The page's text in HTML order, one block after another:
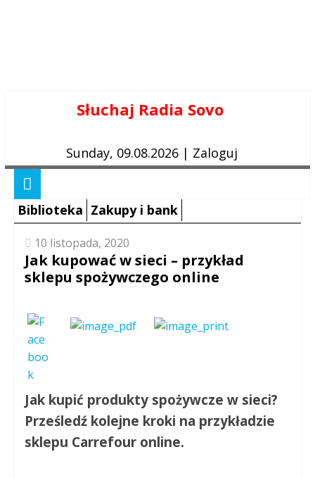
Słuchaj Radia Sovo
Sunday, 09.08.2026 | Zaloguj
Biblioteka Zakupy i bank
10 listopada, 2020
Jak kupować w sieci – przykład
sklepu spożywczego online
Jak kupić produkty spożywcze w sieci?
Prześledź kolejne kroki na przykładzie
sklepu Carrefour online.